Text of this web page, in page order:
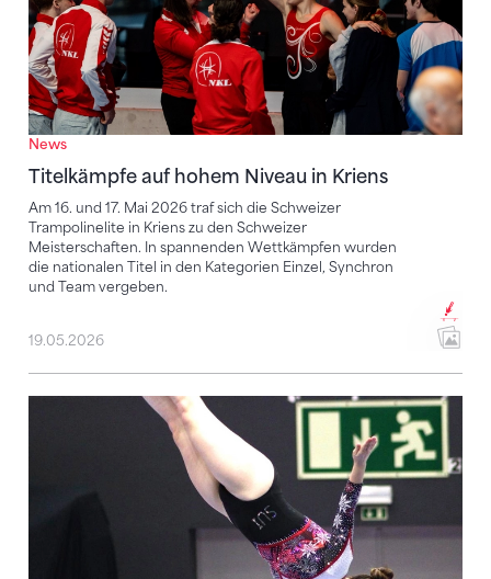
News
Titelkämpfe auf hohem Niveau in Kriens
Am 16. und 17. Mai 2026 traf sich die Schweizer
Trampolinelite in Kriens zu den Schweizer
Meisterschaften. In spannenden Wettkämpfen wurden
die nationalen Titel in den Kategorien Einzel, Synchron
und Team vergeben.
19.05.2026
Lucie Moret wird hervorragende Fünfte